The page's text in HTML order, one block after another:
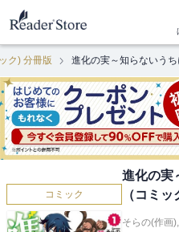
ク) 分冊版 進化の実～知らないう
コミック
進化の実
（コミ
そらの(作画),